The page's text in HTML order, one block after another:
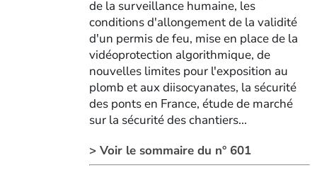
de la surveillance humaine, les
conditions d'allongement de la validité
d'un permis de feu, mise en place de la
vidéoprotection algorithmique, de
nouvelles limites pour l'exposition au
plomb et aux diisocyanates, la sécurité
des ponts en France, étude de marché
sur la sécurité des chantiers...
> Voir le sommaire du n° 601